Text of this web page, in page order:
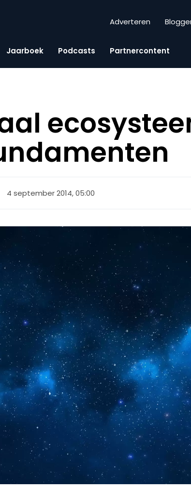
Adverteren
Jaarboek Podcasts Partnercontent
4 september 2014, 05:00